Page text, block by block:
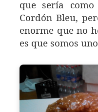
que sería
Cordón Bleu,
enorme que no
es que somos